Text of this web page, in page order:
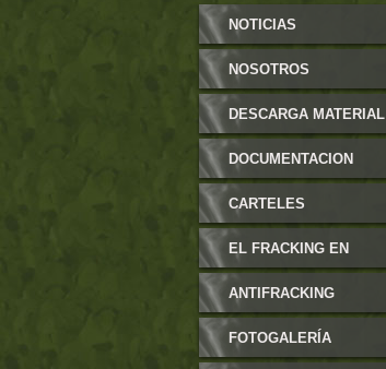
NOTICIAS
NOSOTROS
DESCARGA MATERIAL
DOCUMENTACION
CARTELES
MODIFICABLES
EL FRACKING EN
ARAGÓN
ANTIFRACKING
FOTOGALERÍA